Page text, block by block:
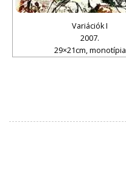
Variációk I
2007.
29×21cm, monotípia